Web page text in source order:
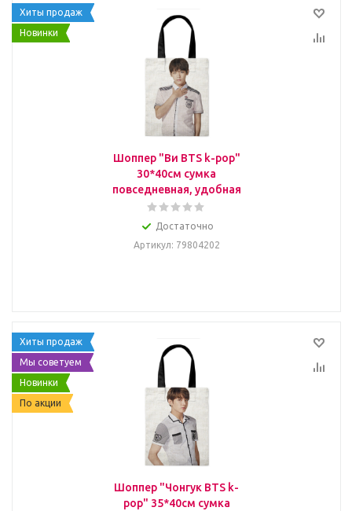
Хиты продаж
Новинки
Шоппер "Ви BTS k-pop"
30*40см сумка
повседневная, удобная
Достаточно
Артикул: 79804202
Хиты продаж
Мы советуем
Новинки
По акции
Шоппер "Чонгук BTS k-
pop" 35*40см сумка